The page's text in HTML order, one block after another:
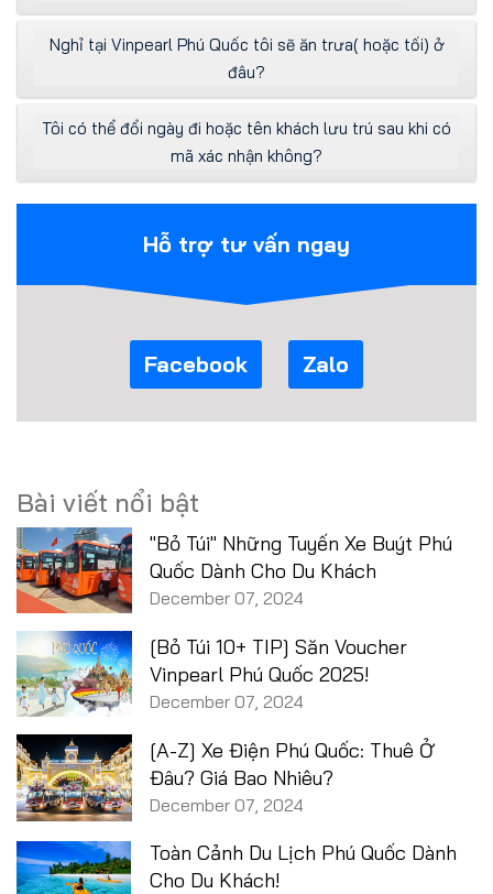
Nghỉ tại Vinpearl Phú Quốc tôi sẽ ăn trưa( hoặc tối) ở
đâu?
Tôi có thể đổi ngày đi hoặc tên khách lưu trú sau khi có
mã xác nhận không?
Hỗ trợ tư vấn ngay
Facebook Zalo
Bài viết nổi bật
"Bỏ Túi" Những Tuyến Xe Buýt Phú
Quốc Dành Cho Du Khách
December 07, 2024
[Bỏ Túi 10+ TIP] Săn Voucher
Vinpearl Phú Quốc 2025!
December 07, 2024
[A-Z] Xe Điện Phú Quốc: Thuê Ở
Đâu? Giá Bao Nhiêu?
December 07, 2024
Toàn Cảnh Du Lịch Phú Quốc Dành
Cho Du Khách!